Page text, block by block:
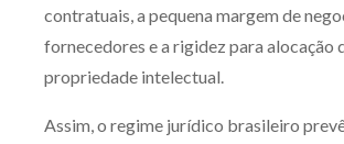
contratuais, a pequena margem de
fornecedores e a rigidez para alocação
propriedade intelectual.
Assim, o regime jurídico brasileiro